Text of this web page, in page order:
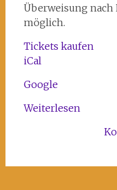
Überweisung
möglich.
Tickets kaufen
iCal
Google
Weiterlesen